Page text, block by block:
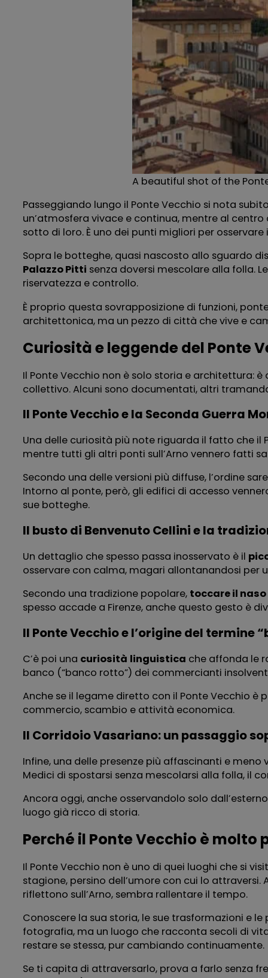
A beautiful shot of the
Passeggiando lungo il Ponte Vecchio si nota
un’atmosfera vivace e continua, mentre al
sotto di loro. È uno dei punti migliori per
Sopra le botteghe, quasi nascosto allo sguardo
Palazzo Pitti senza doversi mescolare alla folla.
riservatezza e controllo.
È proprio questa sovrapposizione di funzioni,
architettonica, ma un pezzo di città che vive e
Curiosità e leggende del Ponte
Il Ponte Vecchio non è solo storia e architettura: è
collettivo. Alcuni sono documentati, altri
Il Ponte Vecchio e la Seconda Guerra
Una delle curiosità più note riguarda il fatto che il
mentre tutti gli altri ponti sull’Arno vennero fatti
Secondo una delle versioni più diffuse, l’ordine
Intorno al ponte, però, gli edifici di accesso
sue botteghe.
Il busto di Benvenuto Cellini e la
Un dettaglio che spesso passa inosservato è il
osservare con calma, magari allontanandosi per
Secondo una tradizione popolare, toccare il
spesso accade a Firenze, anche questo gesto è
Il Ponte Vecchio e l’origine del termine
C’è poi una curiosità linguistica che affonda le
banco (“banco rotto”) dei commercianti
Anche se il legame diretto con il Ponte Vecchio
commercio, scambio e attività economica.
Il Corridoio Vasariano: un passaggio
Infine, una delle presenze più affascinanti e
Medici di spostarsi senza mescolarsi alla folla, il
Ancora oggi, anche osservandolo solo
luogo già ricco di storia.
Perché il Ponte Vecchio è molto
Il Ponte Vecchio non è uno di quei luoghi che si
stagione, persino dell’umore con cui lo
riflettono sull’Arno, sembra rallentare il tempo.
Conoscere la sua storia, le sue trasformazioni e
fotografia, ma un luogo che racconta secoli di
restare se stessa, pur cambiando continuamente.
Se ti capita di attraversarlo, prova a farlo senza